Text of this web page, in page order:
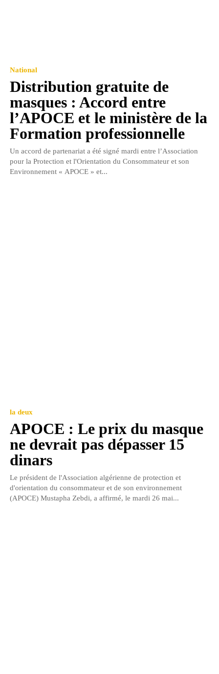
National
Distribution gratuite de
masques : Accord entre
l’APOCE et le ministère de la
Formation professionnelle
Un accord de partenariat a été signé mardi entre l’Association
pour la Protection et l'Orientation du Consommateur et son
Environnement « APOCE » et...
la deux
APOCE : Le prix du masque
ne devrait pas dépasser 15
dinars
Le président de l'Association algérienne de protection et
d'orientation du consommateur et de son environnement
(APOCE) Mustapha Zebdi, a affirmé, le mardi 26 mai...